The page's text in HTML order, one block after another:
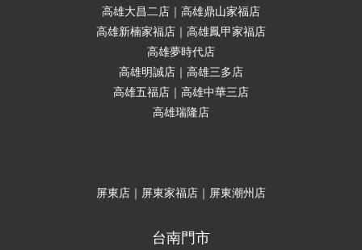
高雄大昌二店｜高雄鼎山家福店
高雄新楠家福店｜高雄鳳甲家福店
高雄夢時代店
高雄明誠店｜高雄三多店
高雄五福店｜高雄中華三店
高雄瑞隆店
屏東店｜屏東家福店｜屏東潮州店
台南門市